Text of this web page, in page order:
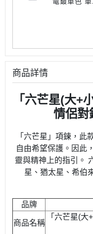
商品詳情
「六芒星(大+
情侶對
「六芒星」項鍊，此
自由希望保護。因此
靈與精神上的指引。
星、猶太星、希伯
品牌
商品名稱
「六芒星(